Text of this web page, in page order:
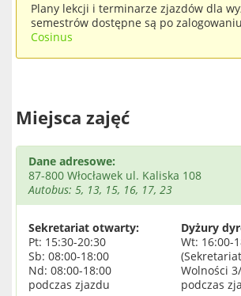
Plany lekcji i terminarze zjazdów dla
semestrów dostępne są po
Cosinus
Miejsca zajęć
Dane adresowe:
87-800 Włocławek ul. Kaliska 108
Autobus: 5, 13, 15, 16, 17, 23
Sekretariat otwarty:
Pt: 15:30-20:30
Sb: 08:00-18:00
Nd: 08:00-18:00
podczas zjazdu
Dyżury
Wt: 16:00-
(Sekretariat
Wolności
podczas